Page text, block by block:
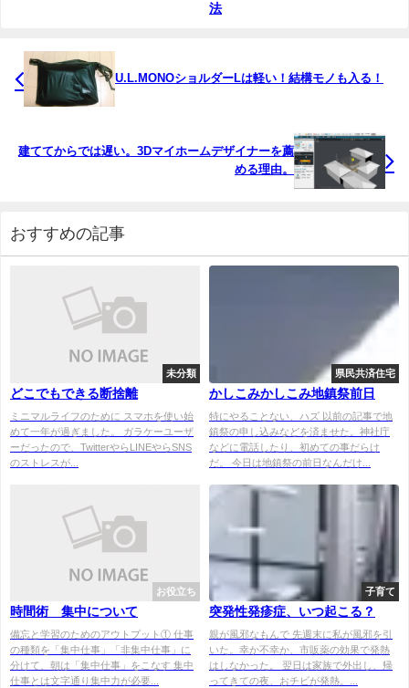
法
U.L.MONOショルダーLは軽い！結構モノも入る！
建ててからでは遅い。3Dマイホームデザイナーを薦
める理由。
おすすめの記事
未分類
どこでもできる断捨離
ミニマルライフのために スマホを使い始
めて一年が過ぎました。 ガラケーユーザ
ーだったので、TwitterやらLINEやらSNS
のストレスが...
県民共済住宅
かしこみかしこみ地鎮祭前日
特にやることない、ハズ 以前の記事で地
鎮祭の申し込みなどを済ませた。神社庁
などに電話したり、初めての事だらけ
だ。 今日は地鎮祭の前日なんだけ...
お役立ち
時間術 集中について
備忘と学習のためのアウトプット① 仕事
の種類を「集中仕事」「非集中仕事」に
分けて、朝は「集中仕事」をこなす 集中
仕事とは文字通り集中力が必要...
子育て
突発性発疹症、いつ起こる？
親が風邪なもんで 先週末に私が風邪を引
いた。幸か不幸か、市販薬の効果で発熱
はしなかった。 翌日は家族で外出し、帰
ってきての夜、おチビが発熱。...